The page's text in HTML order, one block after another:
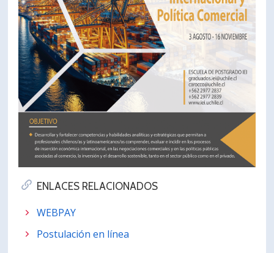
ENLACES RELACIONADOS
WEBPAY
Postulación en línea